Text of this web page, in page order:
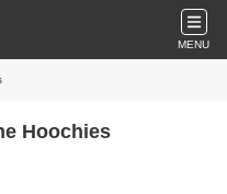
MENU
Hoochies